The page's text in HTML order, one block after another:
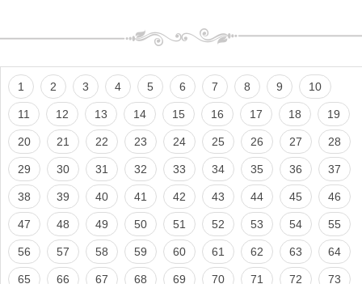
1 2 3 4 5 6 7 8 9 10
11 12 13 14 15 16 17 18 19
20 21 22 23 24 25 26 27 28
29 30 31 32 33 34 35 36 37
38 39 40 41 42 43 44 45 46
47 48 49 50 51 52 53 54 55
56 57 58 59 60 61 62 63 64
65 66 67 68 69 70 71 72 73